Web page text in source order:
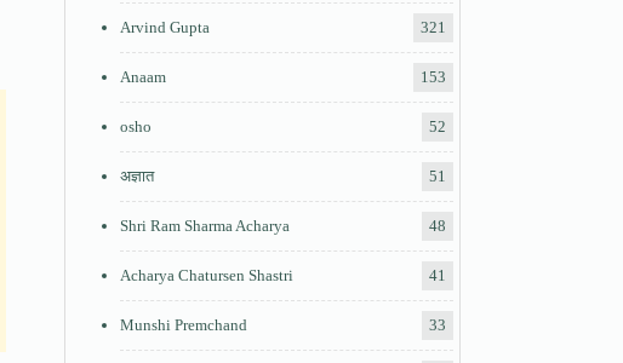
Arvind Gupta 321
Anaam 153
osho 52
अज्ञात 51
Shri Ram Sharma Acharya 48
Acharya Chatursen Shastri 41
Munshi Premchand 33